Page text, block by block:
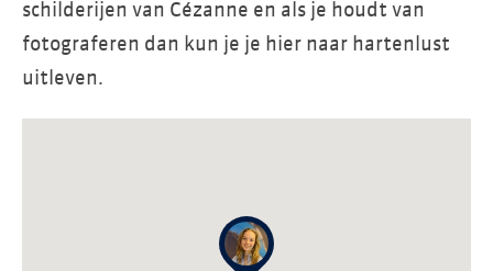
schilderijen van Cézanne en als je houdt van
fotograferen dan kun je je hier naar hartenlust
uitleven.